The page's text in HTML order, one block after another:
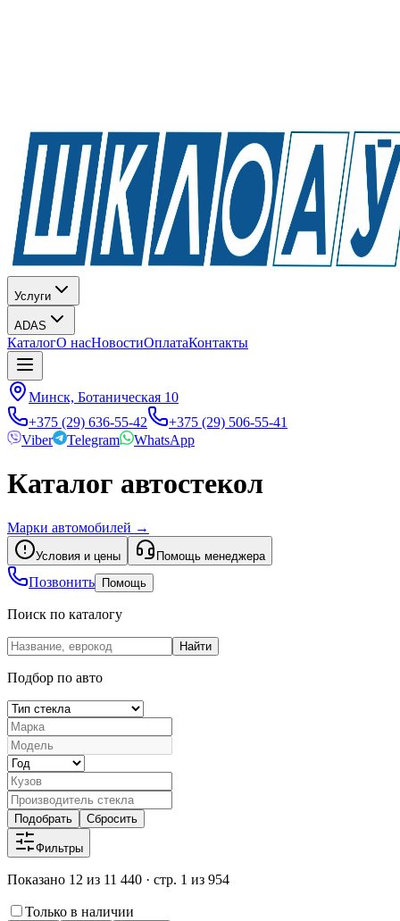
Услуги
ADAS
КаталогО насНовостиОплатаКонтакты
Минск, Ботаническая 10
+375 (29) 636-55-42
+375 (29) 506-55-41
Viber
Telegram WhatsApp
Каталог автостекол
Марки автомобилей →
Условия и цены Помощь менеджера
Позвонить Помощь
Поиск по каталогу
Найти
Подбор по авто
Подобрать Сбросить
Фильтры
Показано 12 из 11 440 · стр. 1 из 954
Только в наличии